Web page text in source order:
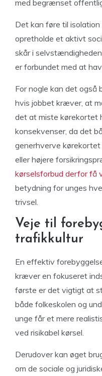
med begrænset
Det kan føre til
opretholde et aktivt
skår i
er forbundet med at
For nogle kan det også
hvis jobbet kræver, at
det at miste kørekortet
konsekvenser, da det
generhverve
eller højere
kørselsforbud derfor få
betydning for unges
trivsel.
Veje til
trafikkultur
En effektiv
kræver en fokuseret
første er det vigtigt at
både folkeskolen og
unge får et mere
ved risikabel kørsel.
Derudover kan øget
om de sociale og